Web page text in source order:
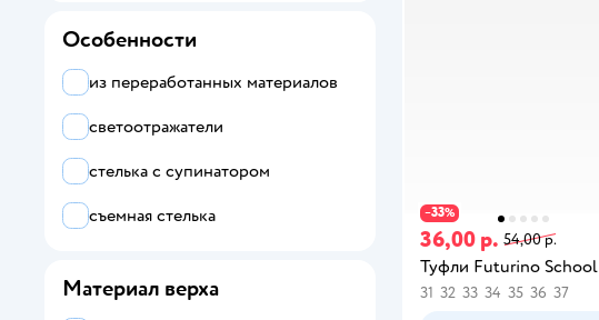
−33%
36,00 р. 54,00 р.
Туфли Futurino School
31 32 33 34 35 36 37
Особенности
из переработанных материалов
светоотражатели
стелька с супинатором
съемная стелька
Материал верха